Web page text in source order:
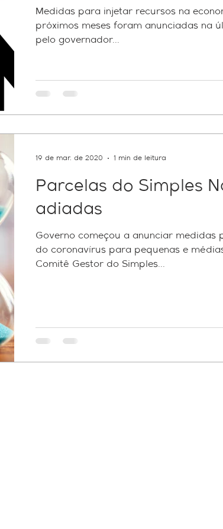
Medidas para injetar recursos na
próximos meses foram anunciadas na
pelo governador...
Parcelas do Simples
adiadas
Governo começou a anunciar medidas
do coronavírus para pequenas e
Comitê Gestor do Simples...
19 de mar. de 2020 1 min de leitura